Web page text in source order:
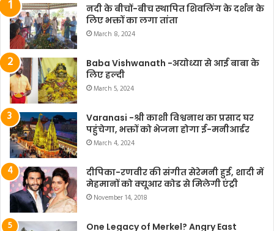
नदी के बीचों-बीच स्थापित शिवलिंग के दर्शन के
लिए भक्तों का लगा तांता
March 8, 2024
Baba Vishwanath -अयोध्या से आई बाबा के
लिए हल्दी
March 5, 2024
Varanasi -श्री काशी विश्वनाथ का प्रसाद घर
पहुंचेगा, भक्तों को भेजना होगा ई-मनीआर्डर
March 4, 2024
दीपिका-रणवीर की संगीत सेरेमनी हुई, शादी में
मेहमानों को क्यूआर कोड से मिलेगी एंट्री
November 14, 2018
One Legacy of Merkel? Angry East